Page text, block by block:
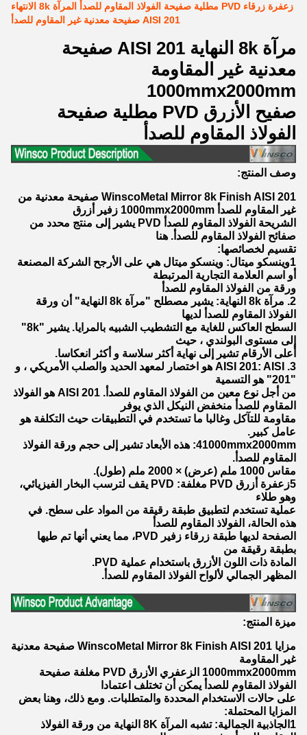
زعفرة زرقاء PVD مطلية صفيحة الفولاذ المقاوم للصدأ المرآة 8k الانتهاء
AISI 201 صفيحة معدنية غير المقاوم للصدأ
مرآة 8k النهاية AISI 201 صفيحة
معدنية غير المقاومة
1000mmx2000mm
صفيح الأزرق PVD مطلية صفيحة
الفولاذ المقاوم للصدأ
وصف المنتج:
WinscoMetal Mirror 8k Finish AISI 201 صفيحة معدنية من
غير المقاوم للصدأ 1000mmx2000mm زفير أزرق
الشريحة الفولاذ المقاوم للصدأ PVD يشير إلى منتج محدد من
صفائح الفولاذ المقاوم للصدأ. هنا
تقسيم لخصائصها:
1وينسكو ميتال: وينسكو ميتال هي على الأرجح الشركة المصنعة
أو اسم العلامة التجارية المرتبطة
ورقة من الفولاذ المقاوم للصدأ
2. مرآة 8k النهاية: يشير مصطلح "مرآة 8k النهاية" أن ورقة
الفولاذ المقاوم للصدأ لديها
السطح العاكس للغاية مع التشطيب الشبيه بالمرايا. يشير "8k"
إلى مستوى البولندي ، حيث
أعلى الأرقام تشير إلى نهاية أكثر سلاسة و أكثر انعكاسا.
3. AISI 201: AISI هو اختصار لمعهد الحديد والصلب الأمريكي ، و
"201" هو التسمية
من أجل نوع معين من الفولاذ المقاوم للصدأ. AISI 201 هو الفولاذ
المقاوم للصدأ منخفض النيكل الذي يوفر
مقاومة للتآكل وغالبا ما تستخدم في التطبيقات حيث التكلفة هو
عامل كبير.
41000mmx2000mm: هذه الأبعاد تشير إلى حجم ورقة الفولاذ
المقاوم للصدأ.
مقاس 1000 ملم (عرض) × 2000 ملم (طول).
5زعفرة أزرق PVD مغلفة: PVD يقف لترسب البخار الفيزيائي،
وهو طلاء
عملية تستخدم لتطبيق طبقة رقيقة من المواد على سطح. في
هذه الحالة، الفولاذ المقاوم للصدأ
الصفحة لديها طبقة زرقاء زفير PVD، مما يعني أنها تم طيها
بطبقة رقيقة من
المادة ذات اللون الأزرق باستخدام عملية PVD.
المظهر الجمالي لألواح الفولاذ المقاوم للصدأ.
ميزة المنتج:
مزايا WinscoMetal Mirror 8k Finish AISI 201 صفيحة معدنية
غير المقاومة
1000mmx2000mm الزعفري الأزرق PVD مغلفة صفيحة
الفولاذ المقاوم للصدأ يمكن أن تختلف اعتمادا
على حالات الاستخدام المحددة والمتطلبات. ومع ذلك، وهنا بعض
المزايا المحتملة:
1الجاذبية الجمالية: تشبه المرآة 8K النهاية من ورقة الفولاذ